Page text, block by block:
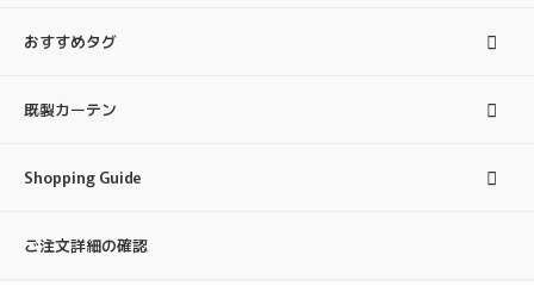
おすすめタグ
既製カーテン
Shopping Guide
ご注文詳細の確認